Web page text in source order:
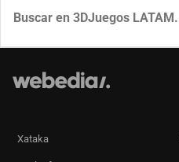
Xataka